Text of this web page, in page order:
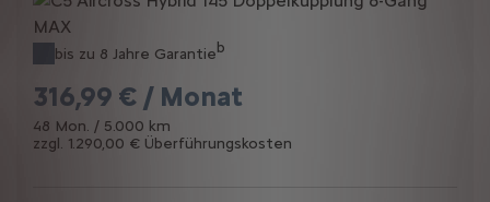
bis zu 8 Jahre Garantieb
316,99 € / Monat
48 Mon. / 5.000 km
zzgl. 1.290,00 € Überführungskosten